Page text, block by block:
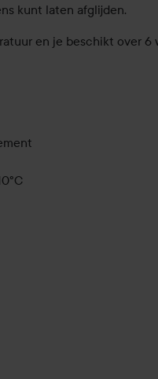
kunt laten afglijden.
en je beschikt over